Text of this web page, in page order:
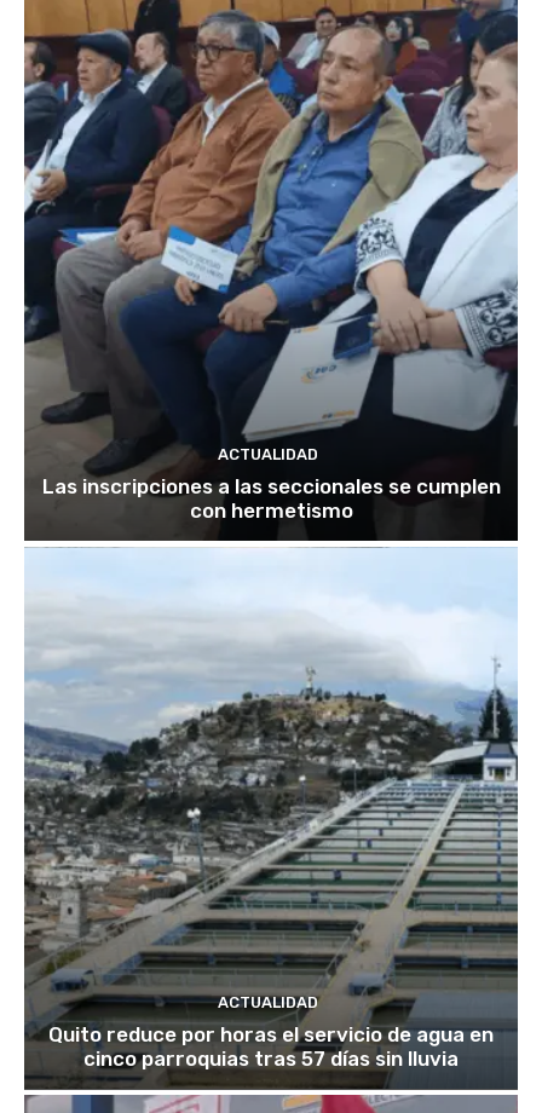
ACTUALIDAD
Las inscripciones a las seccionales se cumplen
con hermetismo
ACTUALIDAD
Quito reduce por horas el servicio de agua en
cinco parroquias tras 57 días sin lluvia